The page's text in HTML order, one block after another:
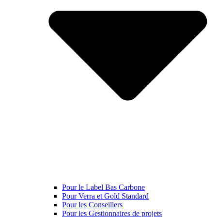
Pour le Label Bas Carbone
Pour Verra et Gold Standard
Pour les Conseillers
Pour les Gestionnaires de projets